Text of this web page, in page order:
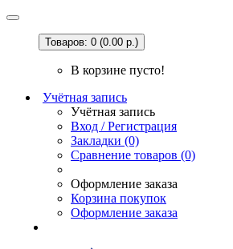
Товаров: 0 (0.00 р.)
В корзине пусто!
Учётная запись
Учётная запись
Вход / Регистрация
Закладки (0)
Сравнение товаров (0)
Оформление заказа
Корзина покупок
Оформление заказа